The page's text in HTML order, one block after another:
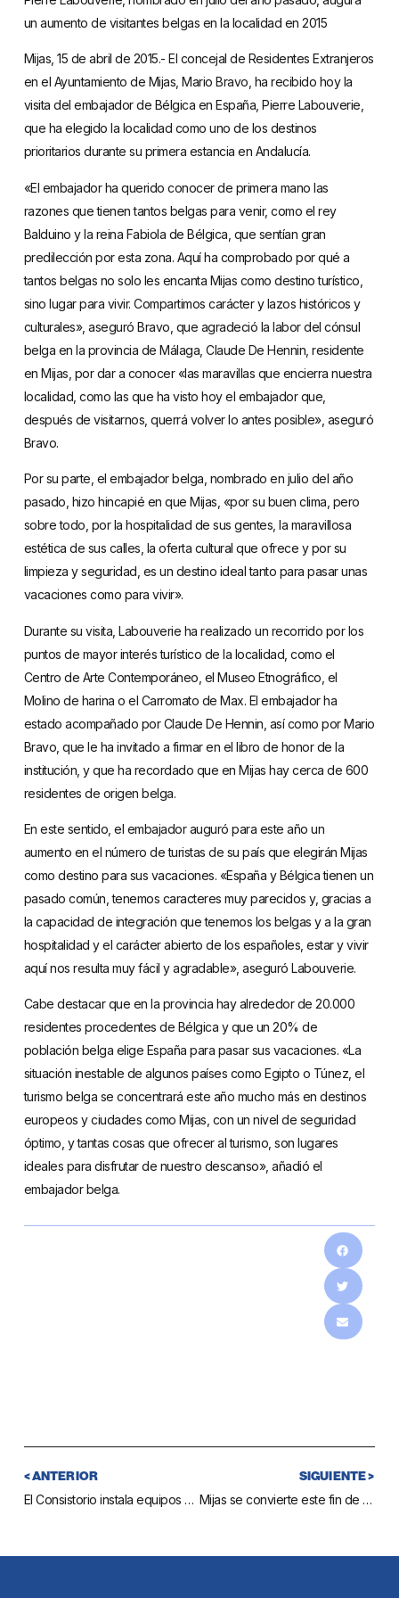
un aumento de visitantes belgas en la localidad en 2015
Mijas, 15 de abril de 2015.- El concejal de Residentes Extranjeros
en el Ayuntamiento de Mijas, Mario Bravo, ha recibido hoy la
visita del embajador de Bélgica en España, Pierre Labouverie,
que ha elegido la localidad como uno de los destinos
prioritarios durante su primera estancia en Andalucía.
«El embajador ha querido conocer de primera mano las
razones que tienen tantos belgas para venir, como el rey
Balduino y la reina Fabiola de Bélgica, que sentían gran
predilección por esta zona. Aquí ha comprobado por qué a
tantos belgas no solo les encanta Mijas como destino turístico,
sino lugar para vivir. Compartimos carácter y lazos históricos y
culturales», aseguró Bravo, que agradeció la labor del cónsul
belga en la provincia de Málaga, Claude De Hennin, residente
en Mijas, por dar a conocer «las maravillas que encierra nuestra
localidad, como las que ha visto hoy el embajador que,
después de visitarnos, querrá volver lo antes posible», aseguró
Bravo.
Por su parte, el embajador belga, nombrado en julio del año
pasado, hizo hincapié en que Mijas, «por su buen clima, pero
sobre todo, por la hospitalidad de sus gentes, la maravillosa
estética de sus calles, la oferta cultural que ofrece y por su
limpieza y seguridad, es un destino ideal tanto para pasar unas
vacaciones como para vivir».
Durante su visita, Labouverie ha realizado un recorrido por los
puntos de mayor interés turístico de la localidad, como el
Centro de Arte Contemporáneo, el Museo Etnográfico, el
Molino de harina o el Carromato de Max. El embajador ha
estado acompañado por Claude De Hennin, así como por Mario
Bravo, que le ha invitado a firmar en el libro de honor de la
institución, y que ha recordado que en Mijas hay cerca de 600
residentes de origen belga.
En este sentido, el embajador auguró para este año un
aumento en el número de turistas de su país que elegirán Mijas
como destino para sus vacaciones. «España y Bélgica tienen un
pasado común, tenemos caracteres muy parecidos y, gracias a
la capacidad de integración que tenemos los belgas y a la gran
hospitalidad y el carácter abierto de los españoles, estar y vivir
aquí nos resulta muy fácil y agradable», aseguró Labouverie.
Cabe destacar que en la provincia hay alrededor de 20.000
residentes procedentes de Bélgica y que un 20% de
población belga elige España para pasar sus vacaciones. «La
situación inestable de algunos países como Egipto o Túnez, el
turismo belga se concentrará este año mucho más en destinos
europeos y ciudades como Mijas, con un nivel de seguridad
óptimo, y tantas cosas que ofrecer al turismo, son lugares
ideales para disfrutar de nuestro descanso», añadió el
embajador belga.
< ANTERIOR
El Consistorio instala equipos de iluminación led en más de 50 farolas del centro histórico del Pueblo
SIGUIENTE >
Mijas se convierte este fin de semana en la capital nacional de la moda con la Pasarela del Mar